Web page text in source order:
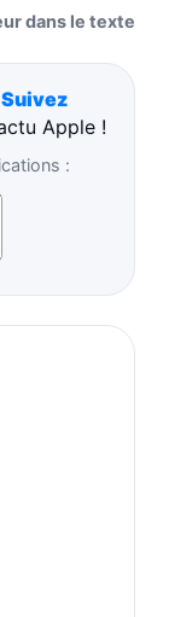
dans le texte
Suivez
Apple !
: